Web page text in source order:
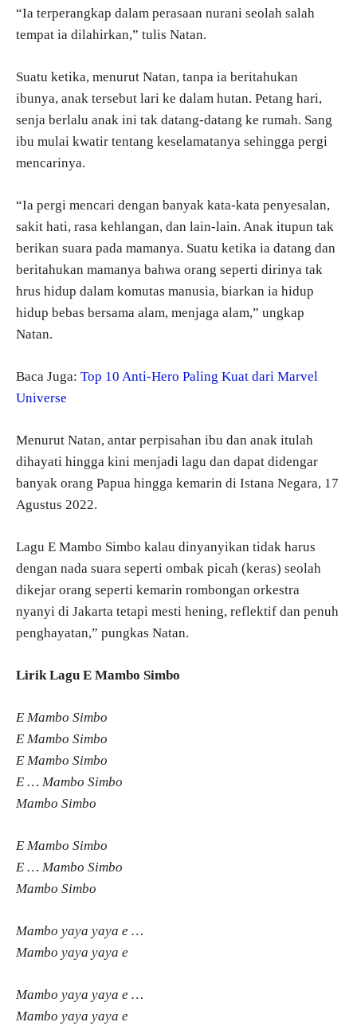
“Ia terperangkap dalam perasaan nurani seolah salah
tempat ia dilahirkan,” tulis Natan.
Suatu ketika, menurut Natan, tanpa ia beritahukan
ibunya, anak tersebut lari ke dalam hutan. Petang hari,
senja berlalu anak ini tak datang-datang ke rumah. Sang
ibu mulai kwatir tentang keselamatanya sehingga pergi
mencarinya.
“Ia pergi mencari dengan banyak kata-kata penyesalan,
sakit hati, rasa kehlangan, dan lain-lain. Anak itupun tak
berikan suara pada mamanya. Suatu ketika ia datang dan
beritahukan mamanya bahwa orang seperti dirinya tak
hrus hidup dalam komutas manusia, biarkan ia hidup
hidup bebas bersama alam, menjaga alam,” ungkap
Natan.
Baca Juga: Top 10 Anti-Hero Paling Kuat dari Marvel
Universe
Menurut Natan, antar perpisahan ibu dan anak itulah
dihayati hingga kini menjadi lagu dan dapat didengar
banyak orang Papua hingga kemarin di Istana Negara, 17
Agustus 2022.
Lagu E Mambo Simbo kalau dinyanyikan tidak harus
dengan nada suara seperti ombak picah (keras) seolah
dikejar orang seperti kemarin rombongan orkestra
nyanyi di Jakarta tetapi mesti hening, reflektif dan penuh
penghayatan,” pungkas Natan.
Lirik Lagu E Mambo Simbo
E Mambo Simbo
E Mambo Simbo
E Mambo Simbo
E … Mambo Simbo
Mambo Simbo
E Mambo Simbo
E … Mambo Simbo
Mambo Simbo
Mambo yaya yaya e …
Mambo yaya yaya e
Mambo yaya yaya e …
Mambo yaya yaya e